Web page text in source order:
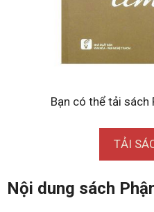
Bạn có thể tải sách
TẢI
Nội dung sách